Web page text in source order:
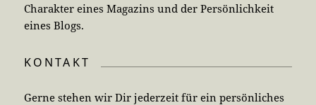
Charakter eines Magazins und der Persönlichkeit
eines Blogs.
KONTAKT
Gerne stehen wir Dir jederzeit für ein persönliches